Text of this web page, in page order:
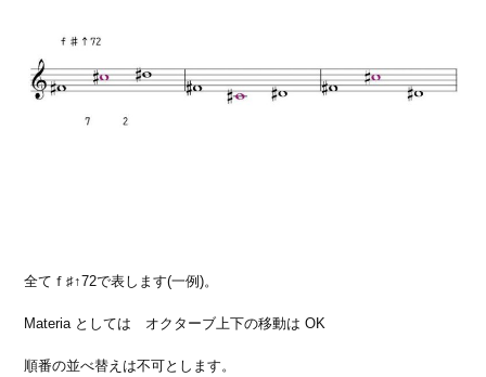
全てｆ♯↑72で表します(一例)。
Materia としては オクターブ上下の移動は OK
順番の並べ替えは不可とします。